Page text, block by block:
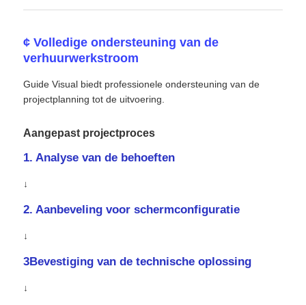
¢ Volledige ondersteuning van de
verhuurwerkstroom
Guide Visual biedt professionele ondersteuning van de
projectplanning tot de uitvoering.
Aangepast projectproces
1. Analyse van de behoeften
↓
2. Aanbeveling voor schermconfiguratie
↓
3Bevestiging van de technische oplossing
↓